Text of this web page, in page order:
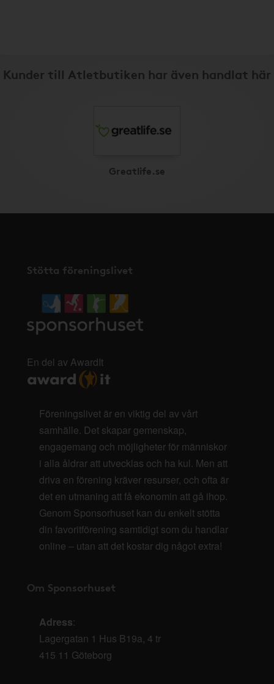
Kunder till Atletbutiken har även handlat här
Greatlife.se
Stötta föreningslivet
En del av AwardIt
Föreningslivet är en viktig del av vårt
samhälle. Det skapar gemenskap,
engagemang och möjligheter för människor
i alla åldrar att utvecklas och ha kul. Men att
driva en förening kräver resurser, och ofta är
det en utmaning att få ekonomin att gå ihop.
Genom Sponsorhuset kan du enkelt stötta
din favoritförening samtidigt som du handlar
online – utan att det kostar dig något extra!
Om Sponsorhuset
Adress:
Lagergatan 1 Hus B19a, 4 tr
415 11 Göteborg